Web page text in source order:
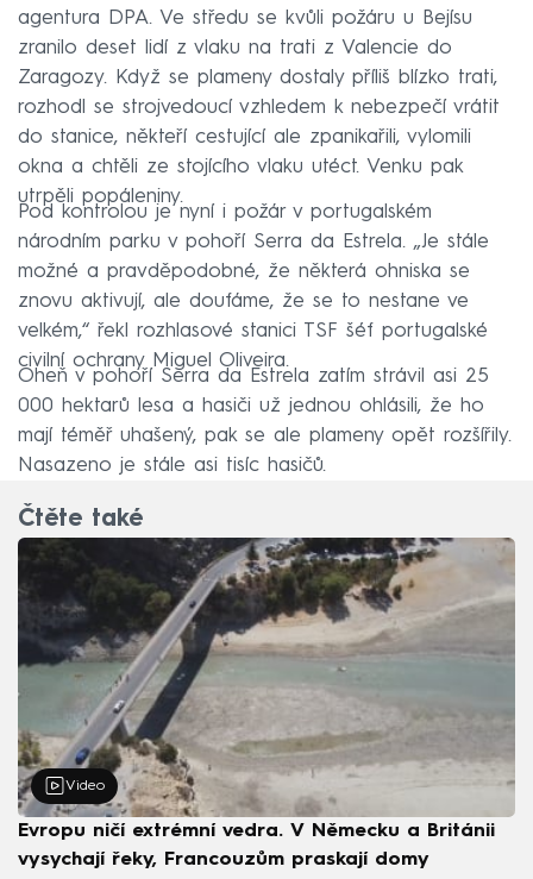
agentura DPA. Ve středu se kvůli požáru u Bejísu
zranilo deset lidí z vlaku na trati z Valencie do
Zaragozy. Když se plameny dostaly příliš blízko trati,
rozhodl se strojvedoucí vzhledem k nebezpečí vrátit
do stanice, někteří cestující ale zpanikařili, vylomili
okna a chtěli ze stojícího vlaku utéct. Venku pak
utrpěli popáleniny.
Pod kontrolou je nyní i požár v portugalském
národním parku v pohoří Serra da Estrela. „Je stále
možné a pravděpodobné, že některá ohniska se
znovu aktivují, ale doufáme, že se to nestane ve
velkém,“ řekl rozhlasové stanici TSF šéf portugalské
civilní ochrany Miguel Oliveira.
Oheň v pohoří Serra da Estrela zatím strávil asi 25
000 hektarů lesa a hasiči už jednou ohlásili, že ho
mají téměř uhašený, pak se ale plameny opět rozšířily.
Nasazeno je stále asi tisíc hasičů.
Čtěte také
Video
Evropu ničí extrémní vedra. V Německu a Británii
vysychají řeky, Francouzům praskají domy